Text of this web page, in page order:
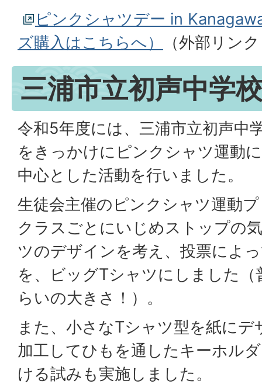
ピンクシャツデー in
ズ購入はこちらへ）
（外部リン
三浦市立初声中学
令和5年度には、三浦市立初声中
をきっかけにピンクシャツ運動
中心とした活動を行いました。
生徒会主催のピンクシャツ運動
クラスごとにいじめストップの
ツのデザインを考え、投票によ
を、ビッグTシャツにしました
らいの大きさ！）。
また、小さなTシャツ型を紙に
加工してひもを通したキーホル
ける試みも実施しました。